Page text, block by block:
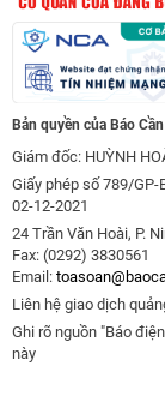
Bản quyền của Báo
Giám đốc: HUỲNH
Giấy phép số 789/GP-
02-12-2021
24 Trần Văn Hoài, P.
Fax: (0292) 3830561
Email:
Liên hệ giao dịch
Ghi rõ nguồn "Báo
này